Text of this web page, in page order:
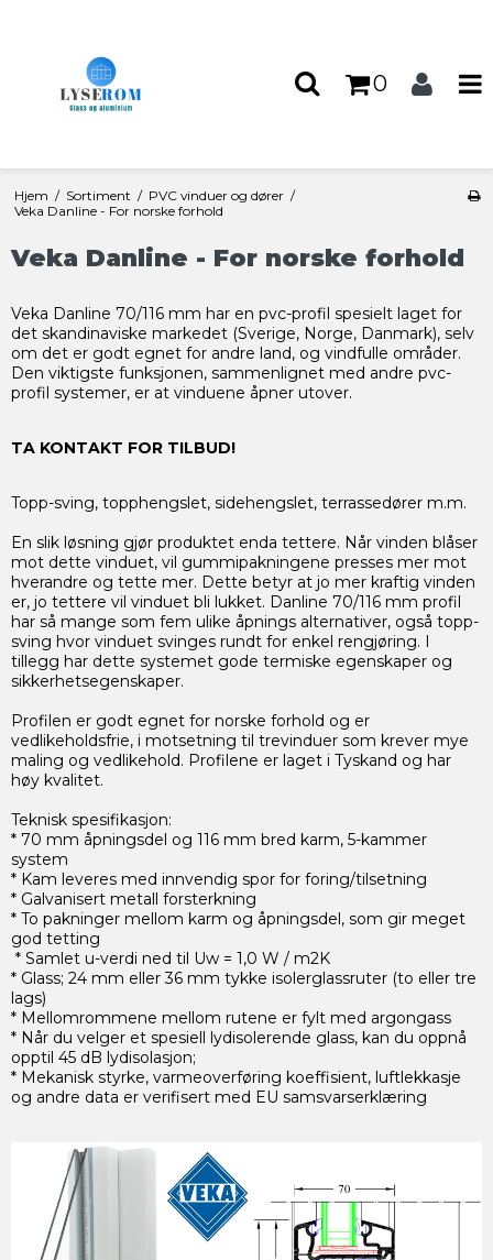
0
Hjem / Sortiment / PVC vinduer og dører /
Veka Danline - For norske forhold
Veka Danline - For norske forhold
Veka Danline 70/116 mm har en pvc-profil spesielt laget for
det skandinaviske markedet (Sverige, Norge, Danmark), selv
om det er godt egnet for andre land, og vindfulle områder.
Den viktigste funksjonen, sammenlignet med andre pvc-
profil systemer, er at vinduene åpner utover.
TA KONTAKT FOR TILBUD!
Topp-sving, topphengslet, sidehengslet, terrassedører m.m.
En slik løsning gjør produktet enda tettere. Når vinden blåser
mot dette vinduet, vil gummipakningene presses mer mot
hverandre og tette mer. Dette betyr at jo mer kraftig vinden
er, jo tettere vil vinduet bli lukket. Danline 70/116 mm profil
har så mange som fem ulike åpnings alternativer, også topp-
sving hvor vinduet svinges rundt for enkel rengjøring. I
tillegg har dette systemet gode termiske egenskaper og
sikkerhetsegenskaper.
Profilen er godt egnet for norske forhold og er
vedlikeholdsfrie, i motsetning til trevinduer som krever mye
maling og vedlikehold. Profilene er laget i Tyskand og har
høy kvalitet.
Teknisk spesifikasjon:
* 70 mm åpningsdel og 116 mm bred karm, 5-kammer
system
* Kam leveres med innvendig spor for foring/tilsetning
* Galvanisert metall forsterkning
* To pakninger mellom karm og åpningsdel, som gir meget
god tetting
* Samlet u-verdi ned til Uw = 1,0 W / m2K
* Glass; 24 mm eller 36 mm tykke isolerglassruter (to eller tre
lags)
* Mellomrommene mellom rutene er fylt med argongass
* Når du velger et spesiell lydisolerende glass, kan du oppnå
opptil 45 dB lydisolasjon;
* Mekanisk styrke, varmeoverføring koeffisient, luftlekkasje
og andre data er verifisert med EU samsvarserklæring